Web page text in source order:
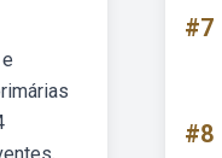
#7
#8